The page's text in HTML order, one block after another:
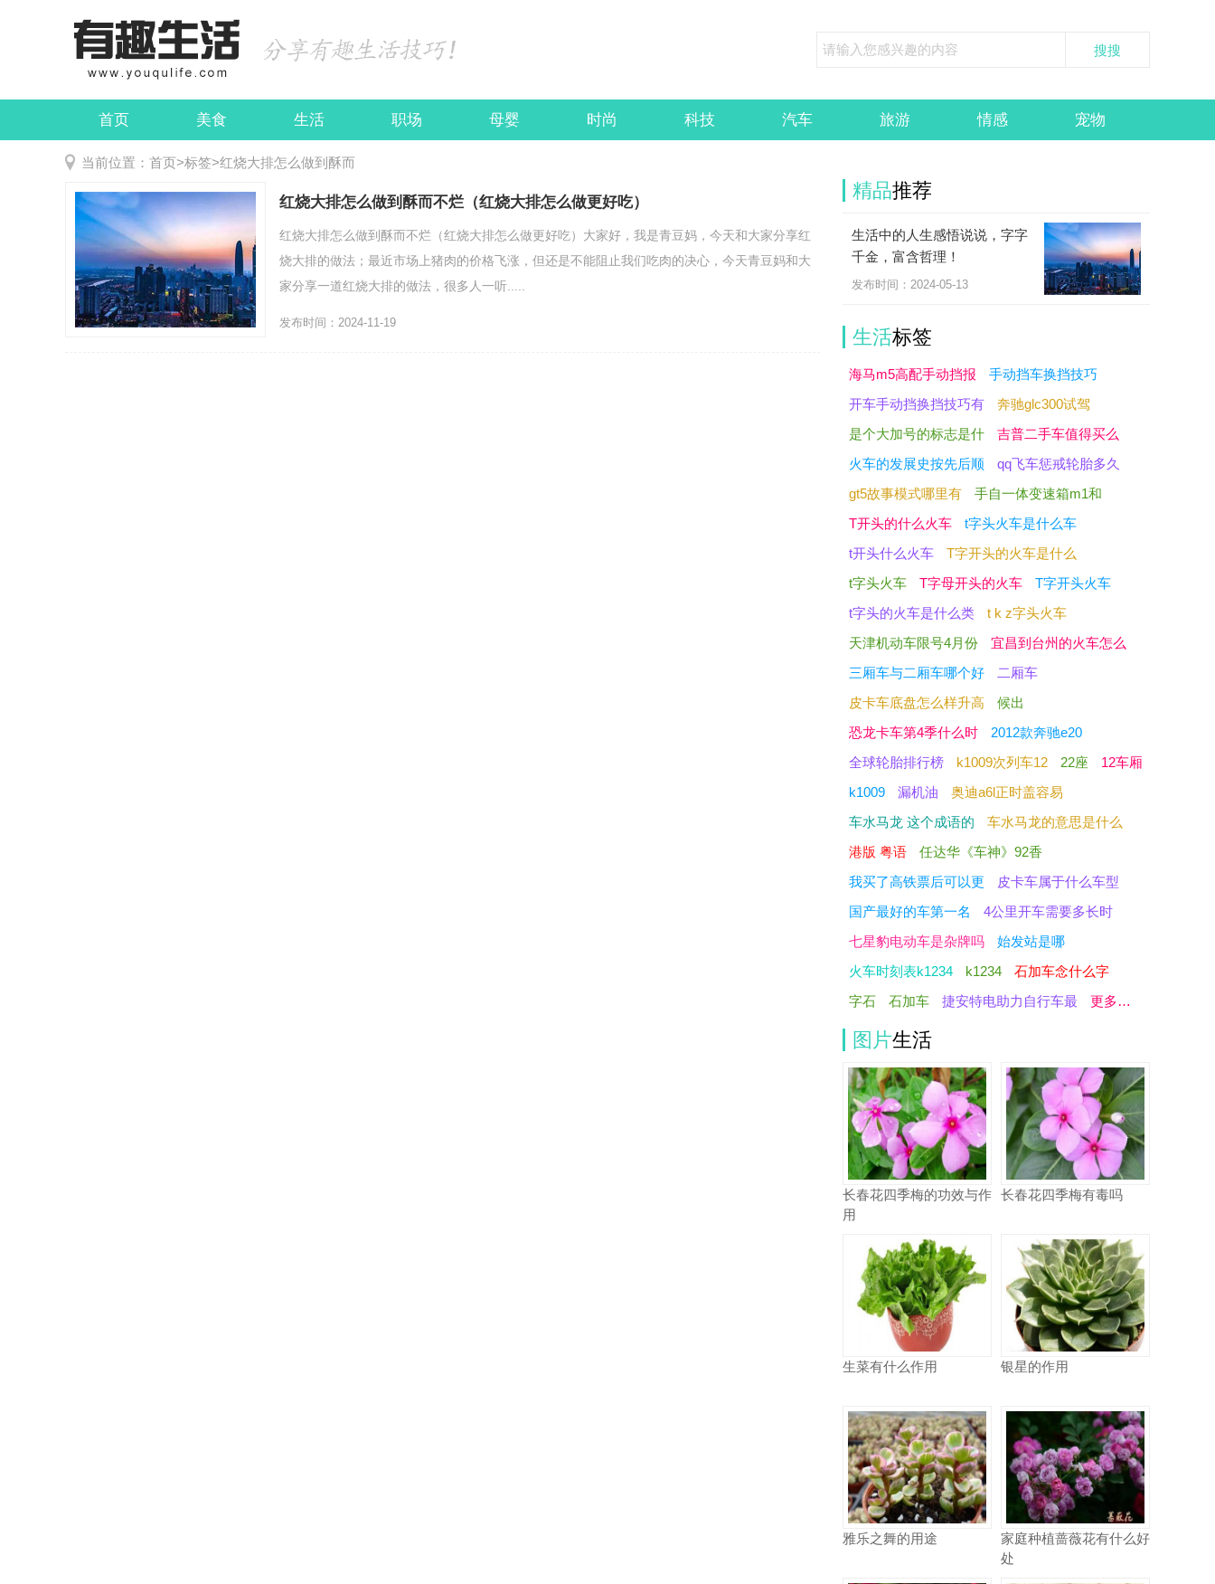
首页 美食 生活 职场 母婴 时尚 科技 汽车 旅游 情感 宠物
娱乐 民俗
当前位置： 首页>标签>红烧大排怎么做到酥而
红烧大排怎么做到酥而不烂（红烧大排怎么做更好吃）
红烧大排怎么做到酥而不烂（红烧大排怎么做更好吃）大家好，我是青豆妈，今天和大家分享红
烧大排的做法；最近市场上猪肉的价格飞涨，但还是不能阻止我们吃肉的决心，今天青豆妈和大
家分享一道红烧大排的做法，很多人一听.....
发布时间：2024-11-19
精品推荐
生活中的人生感悟说说，字字
千金，富含哲理！
发布时间：2024-05-13
生活标签
海马m5高配手动挡报
手动挡车换挡技巧
开车手动挡换挡技巧有
奔驰glc300试驾
是个大加号的标志是什
吉普二手车值得买么
火车的发展史按先后顺
qq飞车惩戒轮胎多久
gt5故事模式哪里有
手自一体变速箱m1和
T开头的什么火车
t字头火车是什么车
t开头什么火车
T字开头的火车是什么
t字头火车
T字母开头的火车
T字开头火车
t字头的火车是什么类
t k z字头火车
天津机动车限号4月份
宜昌到台州的火车怎么
三厢车与二厢车哪个好
二厢车
皮卡车底盘怎么样升高
候出
恐龙卡车第4季什么时
2012款奔驰e20
全球轮胎排行榜
k1009次列车12 22座
12车厢
k1009
漏机油
奥迪a6l正时盖容易
车水马龙 这个成语的
车水马龙的意思是什么
港版 粤语
任达华《车神》92香
我买了高铁票后可以更
皮卡车属于什么车型
国产最好的车第一名
4公里开车需要多长时
七星豹电动车是杂牌吗
始发站是哪
火车时刻表k1234
k1234
石加车念什么字
字石
石加车 捷安特电助力自行车最 更多…
图片生活
长春花四季梅的功效与作
用
长春花四季梅有毒吗
生菜有什么作用 银星的作用
雅乐之舞的用途
家庭种植蔷薇花有什么好
处